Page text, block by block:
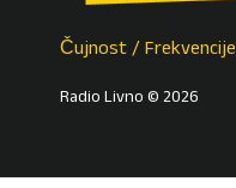
Čujnost / Frekvencije
Radio Livno © 2026